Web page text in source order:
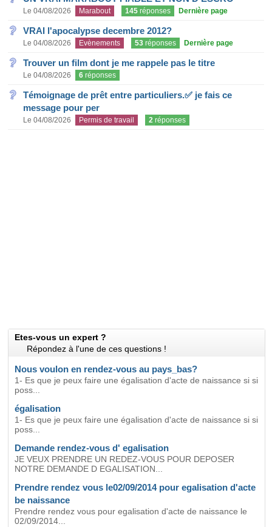
Le 04/08/2026 Marabout 145 réponses Dernière page
VRAI l'apocalypse decembre 2012?
Le 04/08/2026 Evènements 53 réponses Dernière page
Trouver un film dont je me rappele pas le titre
Le 04/08/2026 6 réponses
Témoignage de prêt entre particuliers.✅ je fais ce
message pour per
Le 04/08/2026 Permis de travail 2 réponses
Etes-vous un expert ?
Répondez à l'une de ces questions !
Nous voulon en rendez-vous au pays_bas?
1- Es que je peux faire une égalisation d'acte de naissance si si
poss...
égalisation
1- Es que je peux faire une égalisation d'acte de naissance si si
poss...
Demande rendez-vous d' egalisation
JE VEUX PRENDRE UN REDEZ-VOUS POUR DEPOSER
NOTRE DEMANDE D EGALISATION...
Prendre rendez vous le02/09/2014 pour egalisation d'acte
be naissance
Prendre rendez vous pour egalisation d'acte de naissance le
02/09/2014...